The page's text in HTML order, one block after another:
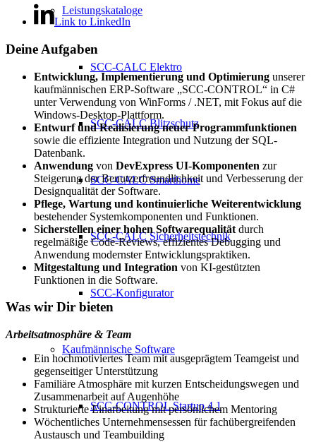
Leistungskataloge
SCC-CALC Elektro
SCC-CALC Blitzschutz
SCC-CALC Smarthome
SCC-CALC Sicherheitstechnik
SCC-Konfigurator
Kaufmännische Software
SCC-CONTROL Startup 4.1
Link to LinkedIn
Deine Aufgaben
Entwicklung, Implementierung und Optimierung unserer
kaufmännischen ERP-Software „SCC-CONTROL“ in C#
unter Verwendung von WinForms / .NET, mit Fokus auf die
Windows-Desktop-Plattform.
Entwurf und Realisierung neuer Programmfunktionen
sowie die effiziente Integration und Nutzung der SQL-
Datenbank.
Anwendung von DevExpress UI-Komponenten zur
Steigerung der Benutzerfreundlichkeit und Verbesserung der
Designqualität der Software.
Pflege, Wartung und kontinuierliche Weiterentwicklung
bestehender Systemkomponenten und Funktionen.
Sicherstellen einer hohen Softwarequalität durch
regelmäßige Code-Reviews, effizientes Debugging und
Anwendung modernster Entwicklungspraktiken.
Mitgestaltung und Integration von KI-gestützten
Funktionen in die Software.
Was wir Dir bieten
Arbeitsatmosphäre & Team
Ein hochmotiviertes Team mit ausgeprägtem Teamgeist und
gegenseitiger Unterstützung
Familiäre Atmosphäre mit kurzen Entscheidungswegen und
Zusammenarbeit auf Augenhöhe
Strukturierte Einarbeitung mit persönlichem Mentoring
Wöchentliches Unternehmensessen für fachübergreifenden
Austausch und Teambuilding